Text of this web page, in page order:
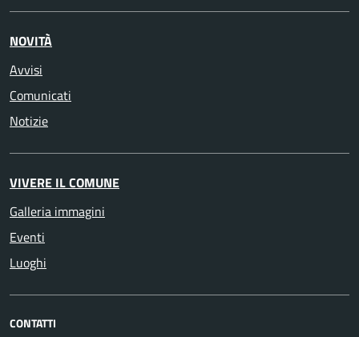
NOVITÀ
Avvisi
Comunicati
Notizie
VIVERE IL COMUNE
Galleria immagini
Eventi
Luoghi
CONTATTI